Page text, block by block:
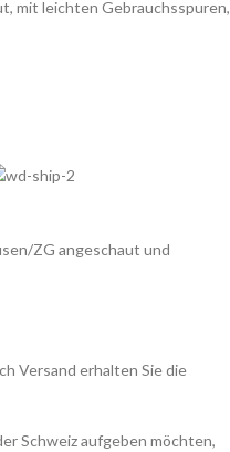
mit leichten Gebrauchsspuren,
ZG angeschaut und
Versand erhalten Sie die
Schweiz aufgeben möchten,